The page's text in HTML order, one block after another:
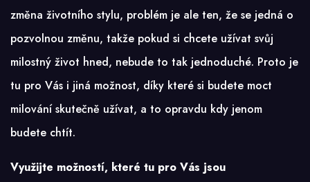
změna životního stylu, problém je ale ten, že se jedná o
pozvolnou změnu, takže pokud si chcete užívat svůj
milostný život hned, nebude to tak jednoduché. Proto je
tu pro Vás i jiná možnost, díky které si budete moct
milování skutečně užívat, a to opravdu kdy jenom
budete chtít.
Využijte možností, které tu pro Vás jsou